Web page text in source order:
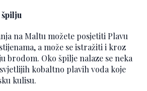
špilju
na Maltu možete posjetiti Plavu
a može se istražiti i kroz
brodom. Oko špilje nalaze se neka
kobaltno plavih voda koje
kulisu.